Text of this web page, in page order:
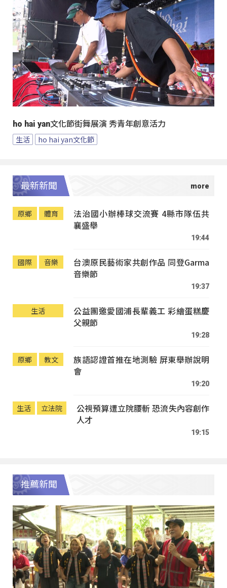
ho hai yan文化節街舞展演 秀青年創意活力
生活 ho hai yan文化節
最新新聞
原鄉 體育
法治國小辦棒球交流賽 4縣市隊伍共
襄盛舉
19:44
國際 音樂
台澳原民藝術家共創作品 同登Garma
音樂節
19:37
生活
公益團邀愛國浦長輩義工 彩繪蛋糕慶
父親節
19:28
原鄉 教文
族語認證首推在地測驗 屏東舉辦說明
會
19:20
生活 立法院
公視預算遭立院腰斬 恐流失內容創作
人才
19:15
推薦新聞